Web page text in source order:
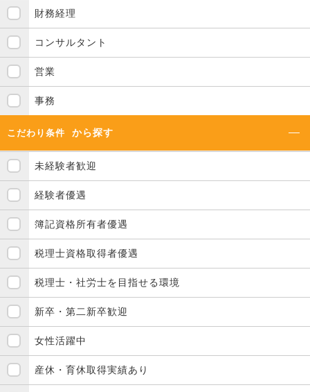
財務経理
コンサルタント
営業
事務
こだわり条件 から探す
未経験者歓迎
経験者優遇
簿記資格所有者優遇
税理士資格取得者優遇
税理士・社労士を目指せる環境
新卒・第二新卒歓迎
女性活躍中
産休・育休取得実績あり